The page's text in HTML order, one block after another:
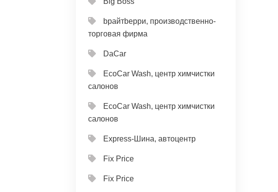
bрайтbерри, производственно-
торговая фирма
DaCar
EcoCar Wash, центр химчистки
салонов
EcoCar Wash, центр химчистки
салонов
Express-Шина, автоцентр
Fix Price
Fix Price